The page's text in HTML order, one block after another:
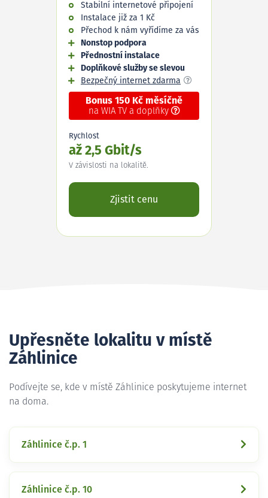
Stabilní internetové připojení
Instalace již za 1 Kč
Přechod k nám vyřídíme za vás
Nonstop podpora
Přednostní instalace
Doplňkové služby se slevou
Bezpečný internet zdarma
Bonus 150 Kč měsíčně
na WIA TV a doplňky
Rychlost
až 2,5 Gbit/s
V závislosti na lokalitě.
Zjistit cenu
Upřesněte lokalitu v místě
Záhlinice
Podívejte se, kde v místě Záhlinice poskytujeme internet
na doma.
Záhlinice č.p. 1
Záhlinice č.p. 10